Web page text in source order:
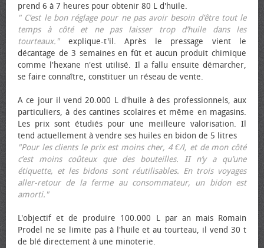
prend 6 à 7 heures pour obtenir 80 L d'huile.
" C’est le bon réglage pour ne pas avoir besoin d’être tout le
temps à côté et ne pas laisser trop d’huile dans les
tourteaux."explique-t'il. Après le pressage vient le
décantage de 3 semaines en fût et aucun produit chimique
comme l'hexane n'est utilisé. Il a fallu ensuite démarcher,
se faire connaître, constituer un réseau de vente.
A ce jour il vend 20.000 L d'huile à des professionnels, aux
particuliers, à des cantines scolaires et même en magasins.
Les prix sont étudiés pour une meilleure valorisation. Il
tend actuellement à vendre ses huiles en bidon de 5 litres
"Pour les clients le prix est moins cher, 4 €/l, et de mon côté
c’est moins coûteux que des bouteilles. II n’y a qu’une
étiquette, et les bidons sont réutilisables. En trois voyages
aller-retour de la ferme au consommateur, un bidon est
amorti."
L'objectif et de produire 100.000 L par an mais Romain
Prodel ne se limite pas à l'huile et au tourteau, il vend 30 t
de blé directement à une minoterie.